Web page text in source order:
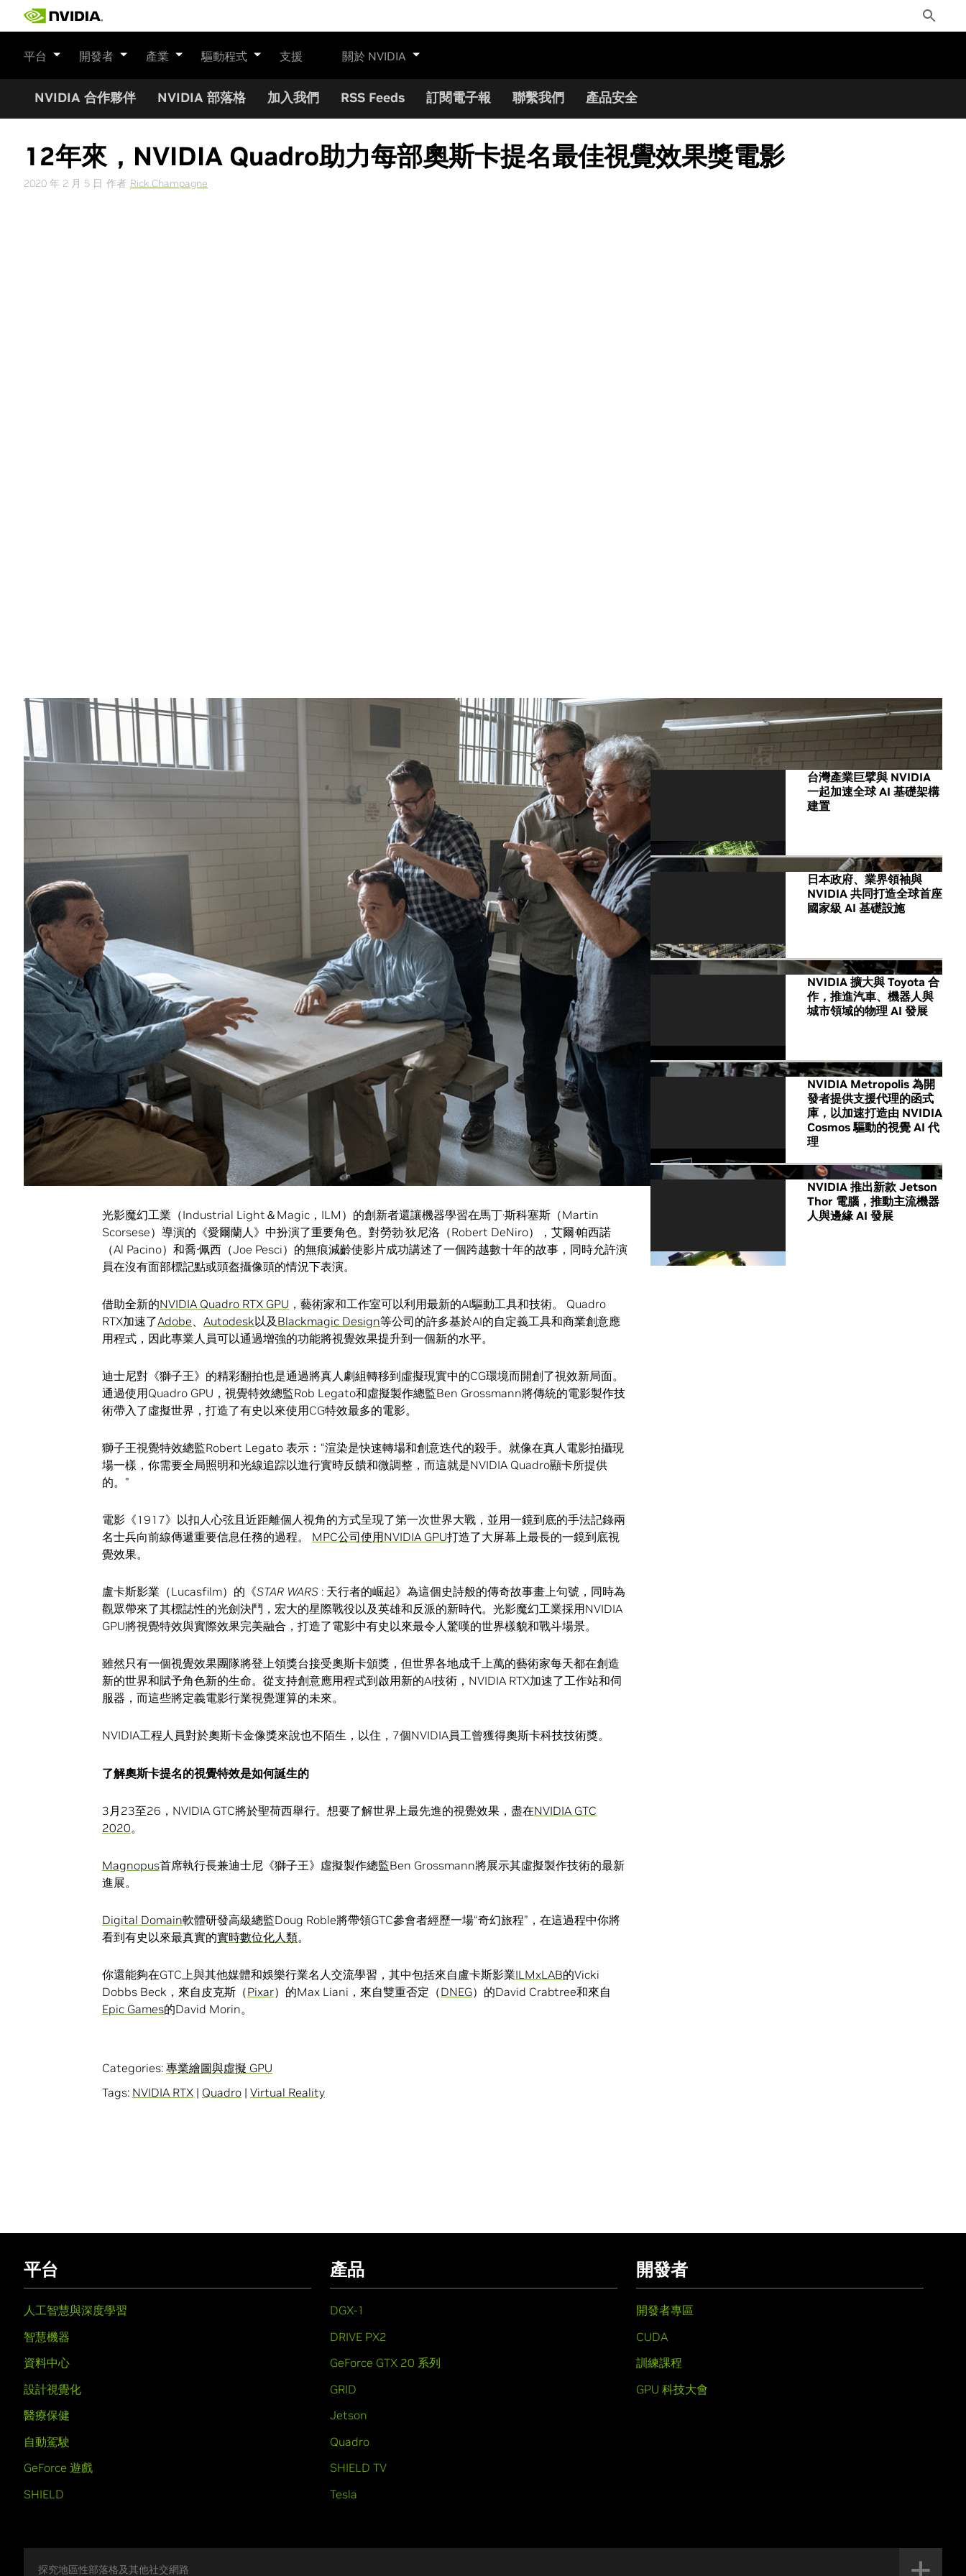
Toggle
Search
平台 開發者 產業 驅動程式 支援 關於 NVIDIA
NVIDIA 合作夥伴 NVIDIA 部落格 加入我們 RSS Feeds 訂閱電子報 聯繫我們 產品安全
12年來，NVIDIA Quadro助力每部奧斯卡提名最佳視覺效果獎電影
2020 年 2 月 5 日 作者 Rick Champagne
Share
（台灣時間）第92屆奧斯卡金像獎頒獎典禮上，我們將會知曉本屆奧斯卡最佳視覺效果獎將會在5部提
名影片中花落誰家，它們分別是：
《復仇者聯盟4：終局之戰》
《愛爾蘭人》
《獅子王》
《1917》
STAR WARS
十多年來，Quadro一直是電影中屢獲殊榮的圖形及畫面背後最強有力的支柱，並為整個電影製片行業的
工作室帶來最先進的視覺效果技術。
《復仇者聯盟4：終局之戰》以超過2500個令人驚嘆的視覺效果鏡頭讓觀眾讚歎連連，其票房一路飆升
最終奪冠。
Digital Domain
工作室的視覺效果開發團隊借助在NVIDIA Quadro GPU上運行的自定義機器學習技術，
使喬許·布洛林（Josh Brolin）在飾演漫威裡惡名昭彰的惡棍薩諾斯（Thanos）時的表演動畫化，從而
為電影帶來了前所未有的創新。
“針對Digital Domain工作室在《復仇者聯盟4：終局之戰》裡的工作，我們構建了一個機器學習系統，
該系統可以辨識喬許·布洛林的面部動作，並教會該系統如何將喬許的表情轉移到薩諾斯的臉上，”
Digital Domain數位人類負責人Darren Hendler表示， “此過程的關鍵是人物情感表現的實時逼真渲染
預覽，這可以藉助NVIDIA GPU技術實現。現在，我們採用NVIDIA RTX技術來驅動我們所有的實時光線追
踪數位化人類項目。”
光影魔幻工業（Industrial Light＆Magic，ILM）的創新者還讓機器學習在馬丁·斯科塞斯（Martin
Scorsese）導演的《愛爾蘭人》中扮演了重要角色。對勞勃·狄尼洛（Robert DeNiro），艾爾·帕西諾
（Al Pacino）和喬·佩西（Joe Pesci）的無痕減齡使影片成功講述了一個跨越數十年的故事，同時允許演
員在沒有面部標記點或頭盔攝像頭的情況下表演。
借助全新的NVIDIA Quadro RTX GPU ，藝術家和工作室可以利用最新的AI驅動工具和技術。 Quadro
RTX加速了Adobe Autodesk以及 Blackmagic Design等公司的許多基於AI的自定義工具和商業創意應
用程式，因此專業人員可以通過增強的功能將視覺效果提升到一個新的水平。
迪士尼對《獅子王》的精彩翻拍也是通過將真人劇組轉移到虛擬現實中的CG環境而開創了視效新局面。
通過使用Quadro GPU，視覺特效總監Rob Legato和虛擬製作總監Ben Grossmann將傳統的電影製作技
術帶入了虛擬世界，打造了有史以來使用CG特效最多的電影。
獅子王視覺特效總監Robert Legato 表示：“渲染是快速轉場和創意迭代的殺手。就像在真人電影拍攝現
場一樣，你需要全局照明和光線追踪以進行實時反饋和微調整，而這就是NVIDIA Quadro顯卡所提供
的。”
電影《1917》以扣人心弦且近距離個人視角的方式呈現了第一次世界大戰，並用一鏡到底的手法記錄兩
名士兵向前線傳遞重要信息任務的過程。 MPC公司使用NVIDIA GPU打造了大屏幕上最長的一鏡到底視
覺效果。
盧卡斯影業（Lucasfilm）的《STAR WARS : 天行者的崛起》為這個史詩般的傳奇故事畫上句號，同時為
觀眾帶來了其標誌性的光劍決鬥，宏大的星際戰役以及英雄和反派的新時代。光影魔幻工業採用NVIDIA
GPU將視覺特效與實際效果完美融合，打造了電影中有史以來最令人驚嘆的世界樣貌和戰斗場景。
雖然只有一個視覺效果團隊將登上領獎台接受奧斯卡頒獎，但世界各地成千上萬的藝術家每天都在創造
新的世界和賦予角色新的生命。從支持創意應用程式到啟用新的AI技術，NVIDIA RTX加速了工作站和伺
服器，而這些將定義電影行業視覺運算的未來。
NVIDIA工程人員對於奧斯卡金像獎來說也不陌生，以住，7個NVIDIA員工曾獲得奧斯卡科技技術獎。
了解奧斯卡提名的視覺特效是如何誕生的
3月23至26，NVIDIA GTC將於聖荷西舉行。想要了解世界上最先進的視覺效果，盡在NVIDIA GTC
2020。
Magnopus首席執行長兼迪士尼《獅子王》虛擬製作總監Ben Grossmann將展示其虛擬製作技術的最新
進展。
Digital Domain軟體研發高級總監Doug Roble將帶領GTC參會者經歷一場“奇幻旅程”，在這過程中你將
看到有史以來最真實的實時數位化人類。
你還能夠在GTC上與其他媒體和娛樂行業名人交流學習，其中包括來自盧卡斯影業ILMxLAB的Vicki
Dobbs Beck，來自皮克斯（Pixar）的Max Liani，來自雙重否定（DNEG）的David Crabtree和來自
Epic Games的David Morin。
Categories: 專業繪圖與虛擬 GPU
Tags: NVIDIA RTX | Quadro | Virtual Reality
All NVIDIA News
台灣產業巨擘與 NVIDIA
一起加速全球 AI 基礎架構
建置
日本政府、業界領袖與
NVIDIA 共同打造全球首座
國家級 AI 基礎設施
NVIDIA 擴大與 Toyota 合
作，推進汽車、機器人與
城市領域的物理 AI 發展
NVIDIA Metropolis 為開
發者提供支援代理的函式
庫，以加速打造由 NVIDIA
Cosmos 驅動的視覺 AI 代
理
NVIDIA 推出新款 Jetson
Thor 電腦，推動主流機器
人與邊緣 AI 發展
平台
人工智慧與深度學習
智慧機器
資料中心
設計視覺化
醫療保健
自動駕駛
GeForce 遊戲
SHIELD
產品
DGX-1
DRIVE PX2
GeForce GTX 20 系列
GRID
Jetson
Quadro
SHIELD TV
Tesla
開發者
開發者專區
CUDA
訓練課程
GPU 科技大會
探究地區性部落格及其他社交網路